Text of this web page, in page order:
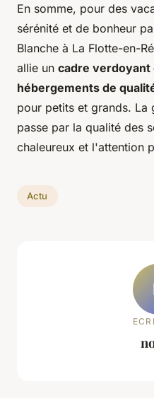
En somme, pour des
sérénité et de bonheur
Blanche à La Flotte-en-
allie un cadre verdoyant
hébergements de
pour petits et grands. La
passe par la qualité des
chaleureux et l'attention
Actu